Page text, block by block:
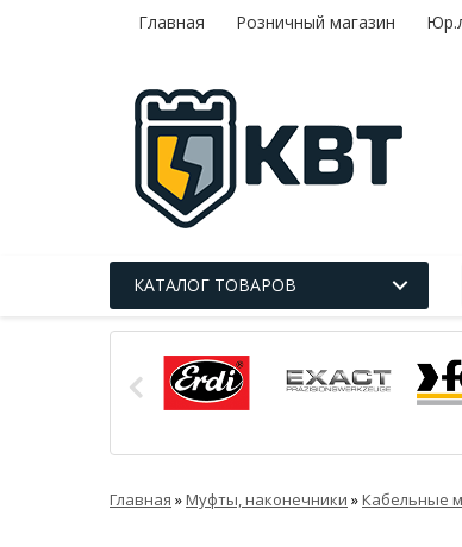
Главная Розничный магазин
КАТАЛОГ ТОВАРОВ
Главная »Муфты, наконечники »Кабельные